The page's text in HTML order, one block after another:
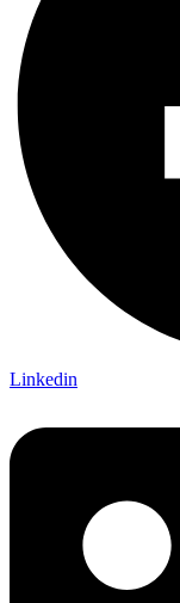
Linkedin